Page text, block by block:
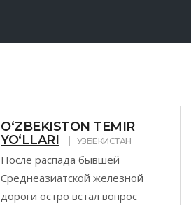
O‘ZBEKISTON TEMIR
YO‘LLARI
УЗБЕКИСТАН
После распада бывшей
Среднеазиатской железной
дороги остро встал вопрос